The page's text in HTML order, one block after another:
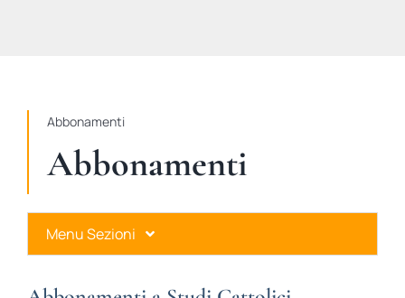
Abbonamenti
Abbonamenti
Menu Sezioni